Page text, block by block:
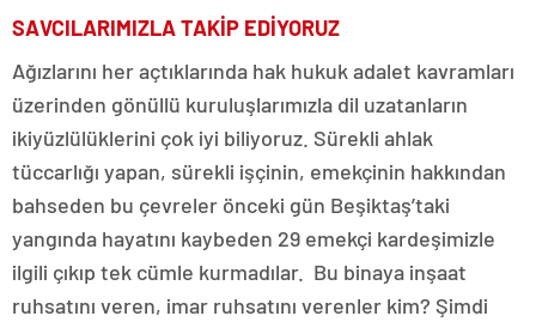
SAVCILARIMIZLA TAKİP EDİYORUZ
Ağızlarını her açtıklarında hak hukuk adalet kavramları
üzerinden gönüllü kuruluşlarımızla dil uzatanların
ikiyüzlülüklerini çok iyi biliyoruz. Sürekli ahlak
tüccarlığı yapan, sürekli işçinin, emekçinin hakkından
bahseden bu çevreler önceki gün Beşiktaş’taki
yangında hayatını kaybeden 29 emekçi kardeşimizle
ilgili çıkıp tek cümle kurmadılar. Bu binaya inşaat
ruhsatını veren, imar ruhsatını verenler kim? Şimdi